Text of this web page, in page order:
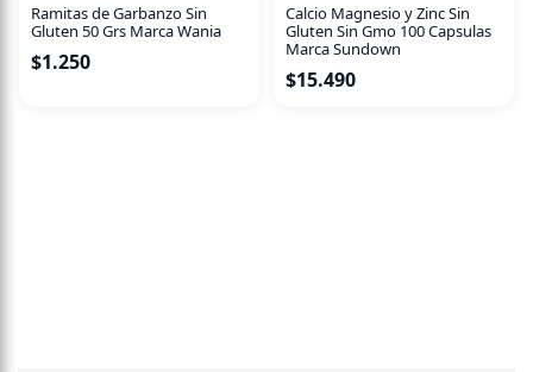
Ramitas de Garbanzo Sin
Gluten 50 Grs Marca Wania
$1.250
Calcio Magnesio y Zinc Sin
Gluten Sin Gmo 100 Capsulas
Marca Sundown
$15.490